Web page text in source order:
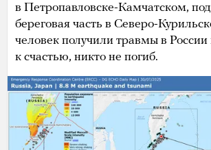
в Петропавловске-Камчатском,
береговая часть в Северо-
человек получили травмы в
к счастью, никто не погиб.